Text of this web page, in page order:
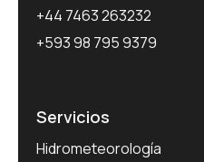
+44 7463 263232
+593 98 795 9379
Servicios
Hidrometeorología